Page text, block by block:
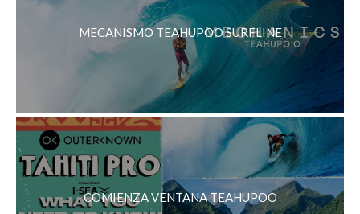
MECANISMO TEAHUPOO SURFLINE
COMIENZA VENTANA TEAHUPOO